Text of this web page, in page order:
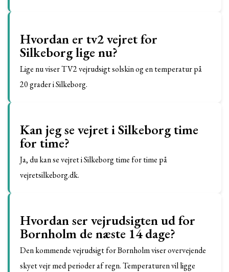
Hvordan er tv2 vejret for
Silkeborg lige nu?
Lige nu viser TV2 vejrudsigt solskin og en temperatur på
20 grader i Silkeborg.
Kan jeg se vejret i Silkeborg time
for time?
Ja, du kan se vejret i Silkeborg time for time på
vejretsilkeborg.dk.
Hvordan ser vejrudsigten ud for
Bornholm de næste 14 dage?
Den kommende vejrudsigt for Bornholm viser overvejende
skyet vejr med perioder af regn. Temperaturen vil ligge